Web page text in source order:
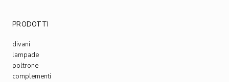
PRODOTTI
divani
lampade
poltrone
complementi